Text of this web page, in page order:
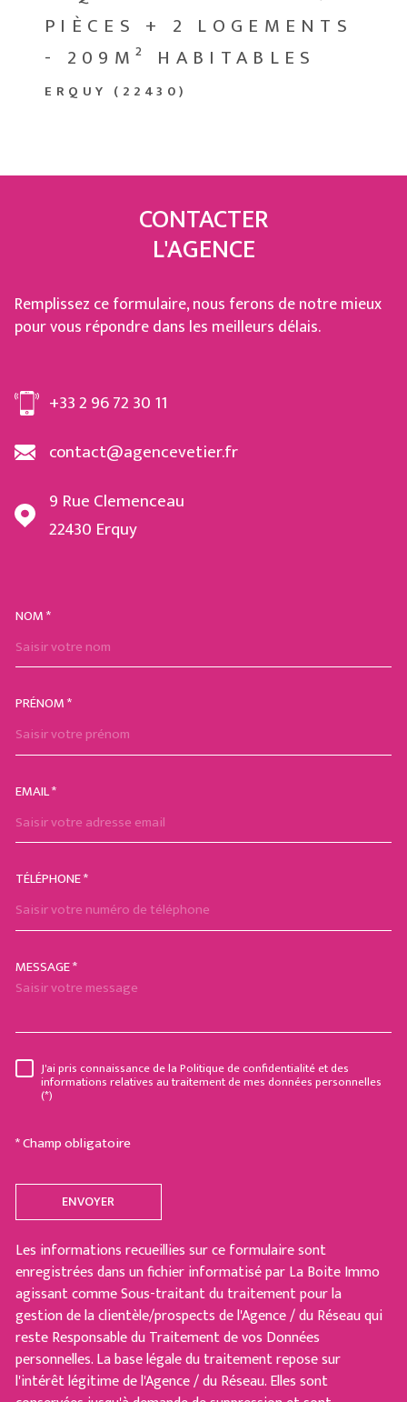
PIÈCES + 2 LOGEMENTS
- 209M² HABITABLES
ERQUY (22430)
CONTACTER
L'AGENCE
Remplissez ce formulaire, nous ferons de notre mieux
pour vous répondre dans les meilleurs délais.
+33 2 96 72 30 11
contact@agencevetier.fr
9 Rue Clemenceau
22430 Erquy
NOM *
PRÉNOM *
EMAIL *
TÉLÉPHONE *
MESSAGE *
RÈGLEMENTATION
J'ai pris connaissance de la Politique de confidentialité et des
informations relatives au traitement de mes données personnelles
(*)
* Champ obligatoire
ENVOYER
Les informations recueillies sur ce formulaire sont
enregistrées dans un fichier informatisé par La Boite Immo
agissant comme Sous-traitant du traitement pour la
gestion de la clientèle/prospects de l'Agence / du Réseau qui
reste Responsable du Traitement de vos Données
personnelles. La base légale du traitement repose sur
l'intérêt légitime de l'Agence / du Réseau. Elles sont